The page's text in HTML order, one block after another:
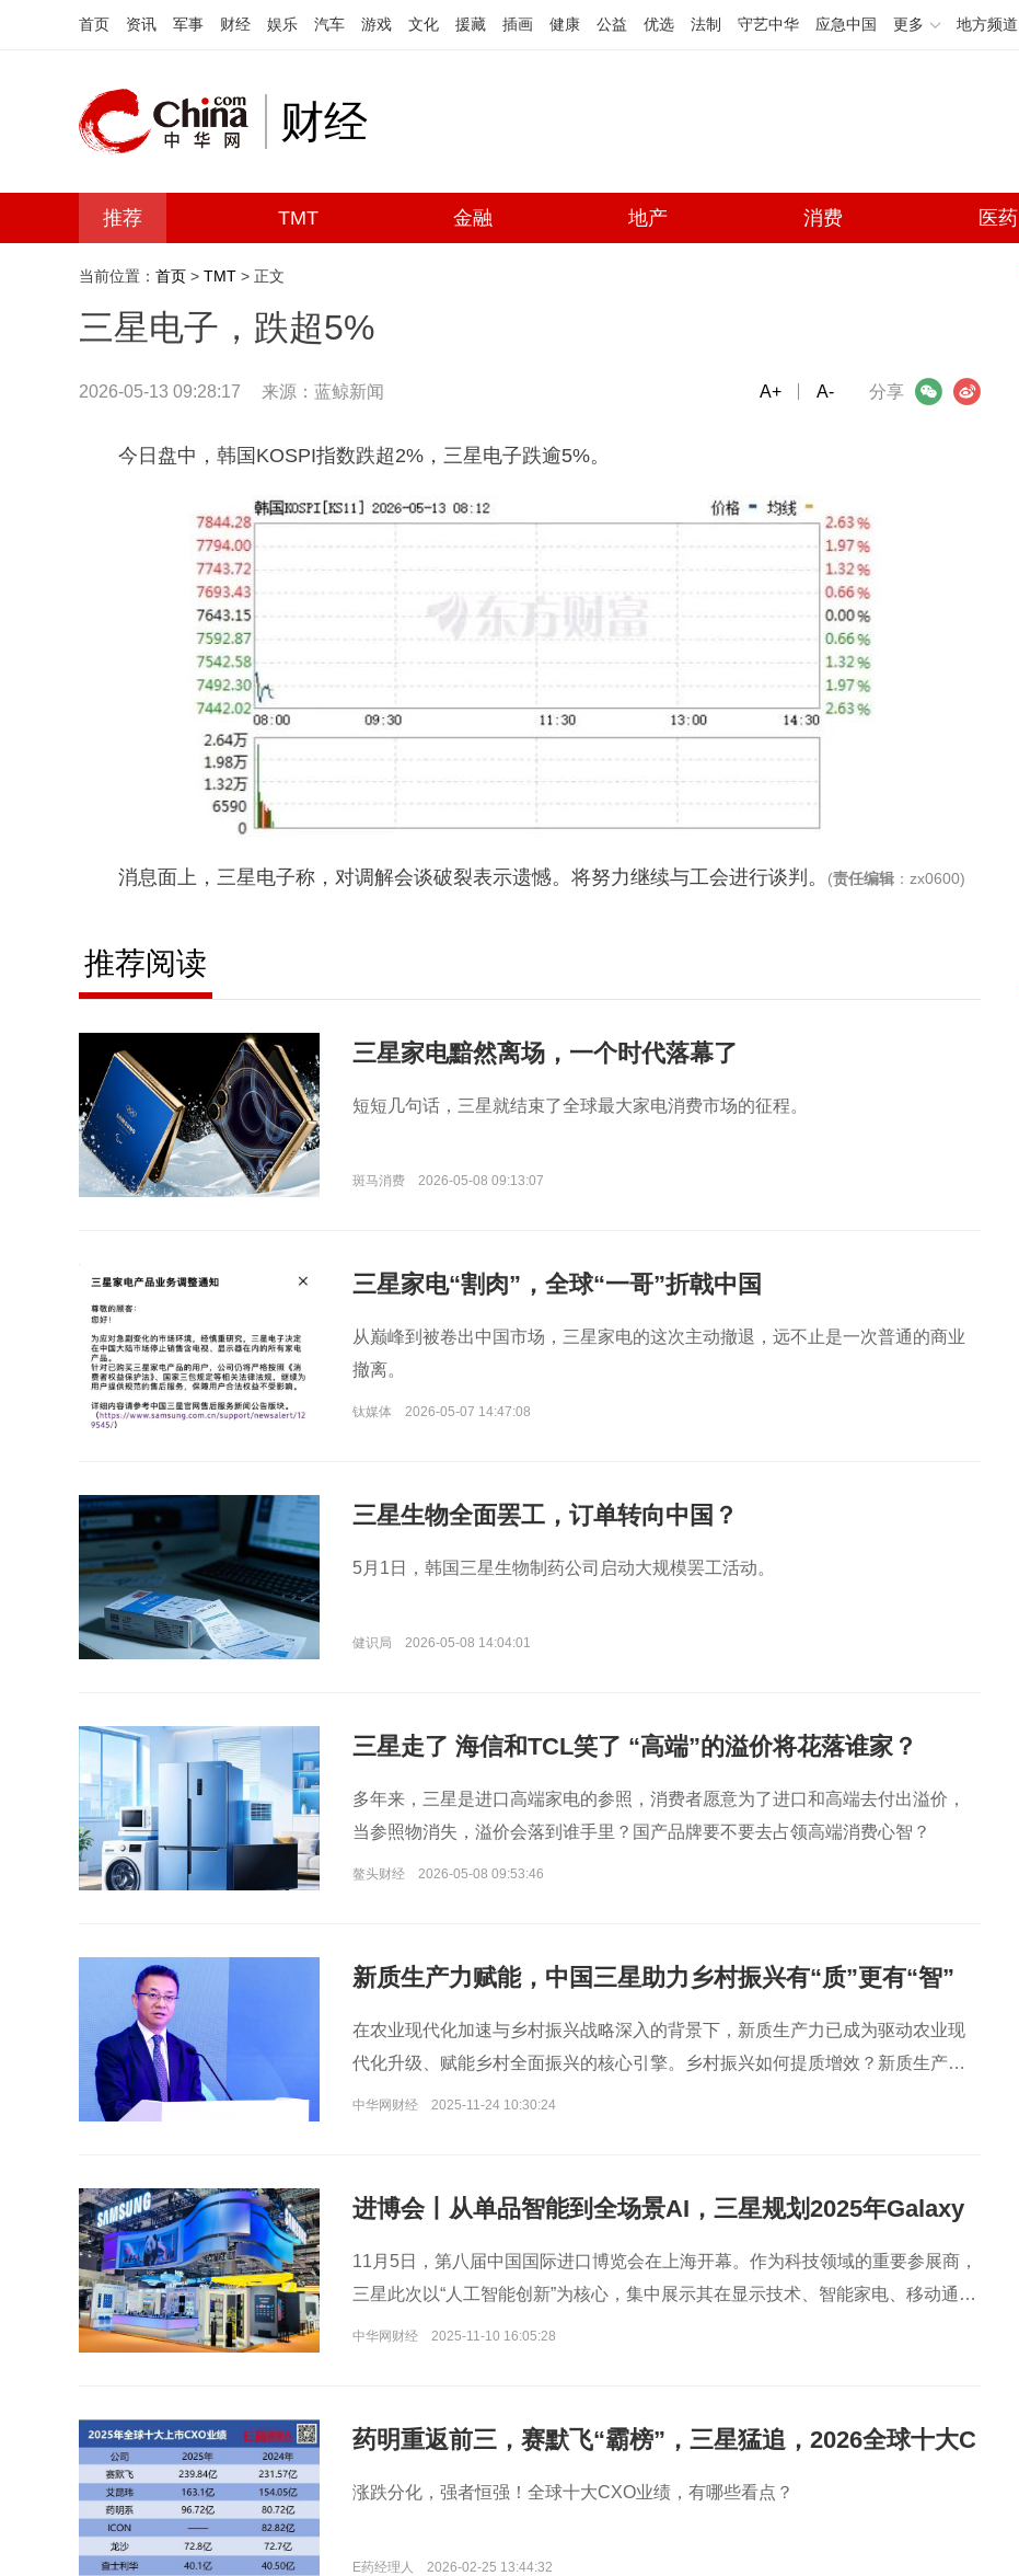
首页 资讯 军事 财经 娱乐 汽车 游戏 文化 援藏 插画 健康 公益 优选 法制 守艺中华 应急中国 更多 地方频道
财经
推荐 TMT 金融 地产 消费 医药
当前位置： 首页 > TMT > 正文
三星电子，跌超5%
2026-05-13 09:28:17 来源：蓝鲸新闻 分享
微信 微博
A+ A-
今日盘中，韩国KOSPI指数跌超2%，三星电子跌逾5%。
消息面上，三星电子称，对调解会谈破裂表示遗憾。将努力继续与工会进行谈判。 (责任编辑 ：zx0600)
推荐阅读
三星家电黯然离场，一个时代落幕了
短短几句话，三星就结束了全球最大家电消费市场的征程。
斑马消费 2026-05-08 09:13:07
三星家电“割肉”，全球“一哥”折戟中国
从巅峰到被卷出中国市场，三星家电的这次主动撤退，远不止是一次普通的商业
撤离。
钛媒体 2026-05-07 14:47:08
三星生物全面罢工，订单转向中国？
5月1日，韩国三星生物制药公司启动大规模罢工活动。
健识局 2026-05-08 14:04:01
三星走了 海信和TCL笑了 “高端”的溢价将花落谁家？
多年来，三星是进口高端家电的参照，消费者愿意为了进口和高端去付出溢价，
当参照物消失，溢价会落到谁手里？国产品牌要不要去占领高端消费心智？
鳌头财经 2026-05-08 09:53:46
新质生产力赋能，中国三星助力乡村振兴有“质”更有“智”
在农业现代化加速与乡村振兴战略深入的背景下，新质生产力已成为驱动农业现
代化升级、赋能乡村全面振兴的核心引擎。乡村振兴如何提质增效？新质生产力
如何实现“富农惠民”与可持续发展？这些问题正成为各界关注的焦点。
中华网财经 2025-11-24 10:30:24
进博会丨从单品智能到全场景AI，三星规划2025年Galaxy
AI落地4亿设备
11月5日，第八届中国国际进口博览会在上海开幕。作为科技领域的重要参展商，
三星此次以“人工智能创新”为核心，集中展示其在显示技术、智能家电、移动通信
及物联网等多个领域的前沿产品与解决方案，推动AI从技术概念走向可感知、可
中华网财经 2025-11-10 16:05:28
药明重返前三，赛默飞“霸榜”，三星猛追，2026全球十大C
XO出炉，分化加剧！
涨跌分化，强者恒强！全球十大CXO业绩，有哪些看点？
E药经理人 2026-02-25 13:44:32